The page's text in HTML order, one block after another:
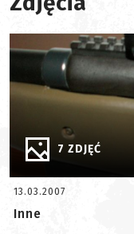
7 ZDJĘĆ
13.03.2007
Inne